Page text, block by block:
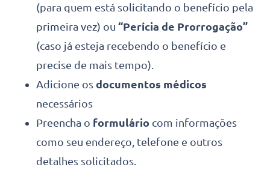
(para quem está solicitando o benefício pela
primeira vez) ou “Perícia de Prorrogação”
(caso já esteja recebendo o benefício e
precise de mais tempo).
Adicione os documentos médicos
necessários
Preencha o formulário com informações
como seu endereço, telefone e outros
detalhes solicitados.